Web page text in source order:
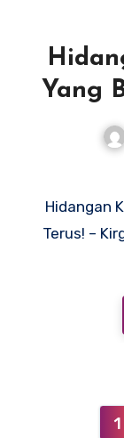
Yang
Hidangan
Terus! –
Paginasi
1